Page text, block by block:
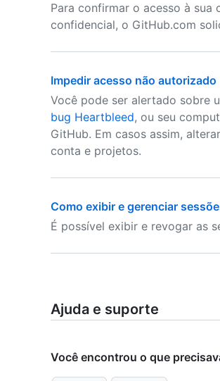
Para confirmar o acesso à
confidencial, o GitHub.com
Impedir acesso não autorizado
Você pode ser alertado sobre
bug Heartbleed, ou seu
GitHub. Em casos assim,
conta e projetos.
Como exibir e gerenciar
É possível exibir e revogar as
Ajuda e suporte
Você encontrou o que